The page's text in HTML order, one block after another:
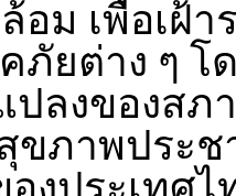
อม เพื่อเฝ้า
ภัยต่าง ๆ โ
ปลงของสภ
ขภาพประ